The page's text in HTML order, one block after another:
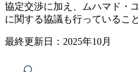
協定交渉に加え、ムハマド・
に関する協議も行っているこ
最終更新日：2025年10月